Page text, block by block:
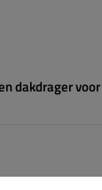
dakdrager